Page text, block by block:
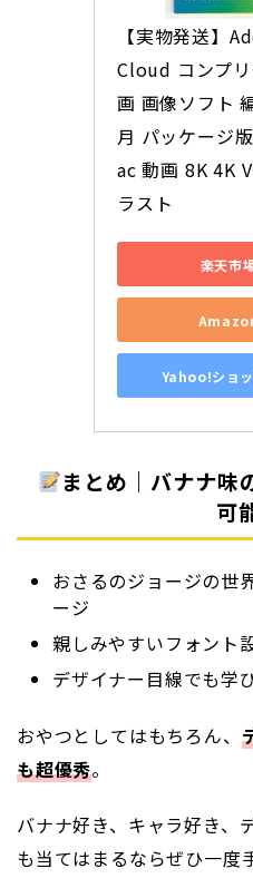
【実物発送】
Cloud コンプ
画 画像ソフト
月 パッケージ
ac 動画 8K 4K
ラスト
楽天市
Yahoo!ショ
まとめ｜バナナ
可
おさるのジョージの世
ージ
親しみやすいフォント
デザイナー目線でも学
おやつとしてはもちろん、
も超優秀。
バナナ好き、キャラ好き、
も当てはまるならぜひ一度